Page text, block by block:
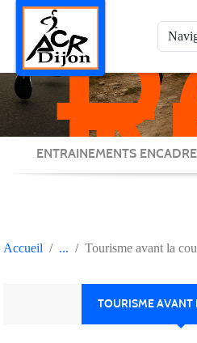
ENTRAINEMENTS
Accueil Tourisme avant la
TOURISME AVANT
Panneau de gestion des cookies